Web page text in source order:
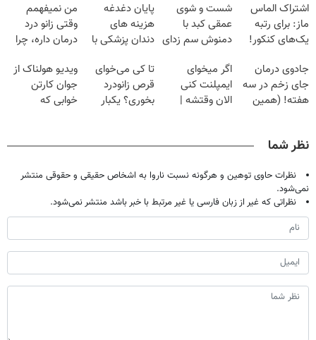
اشتراک الماس
ماز: برای رتبه
یک‌های کنکور!
شست و شوی
عمقی کبد با
دمنوش سم زدای
پایان دغدغه
هزینه های
دندان پزشکی با
خانگی
من نمیفهمم
وقتی زانو درد
درمان داره، چرا
تحمل میکنی؟❗
جادوی درمان
جای زخم در سه
هفته! (همین
اگر میخوای
ایمپلنت کنی
الان وقتشه |
تا کی می‌خوای
قرص زانودرد
بخوری؟ یکبار
ویدیو هولناک از
جوان کارتن
خوابی که
نظر شما
نظرات حاوی توهین و هرگونه نسبت ناروا به اشخاص حقیقی و حقوقی منتشر
نمی‌شود.
نظراتی که غیر از زبان فارسی یا غیر مرتبط با خبر باشد منتشر نمی‌شود.